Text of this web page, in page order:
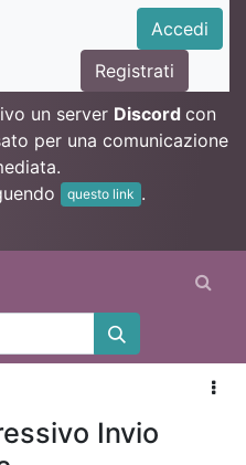
Accedi
Registrati
un server Discord con
per una comunicazione
questo link .
Invio